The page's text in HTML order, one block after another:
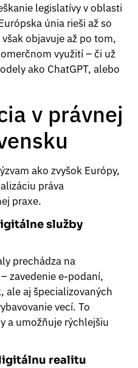
legislatívy v oblasti
únia rieši až so
však objavuje až po tom,
využití – či už
ako ChatGPT, alebo
v právnej
ako zvyšok Európy,
práva
praxe.
služby
prechádza na
zavedenie e-podaní,
aj špecializovaných
vecí. To
a umožňuje rýchlejšiu
realitu